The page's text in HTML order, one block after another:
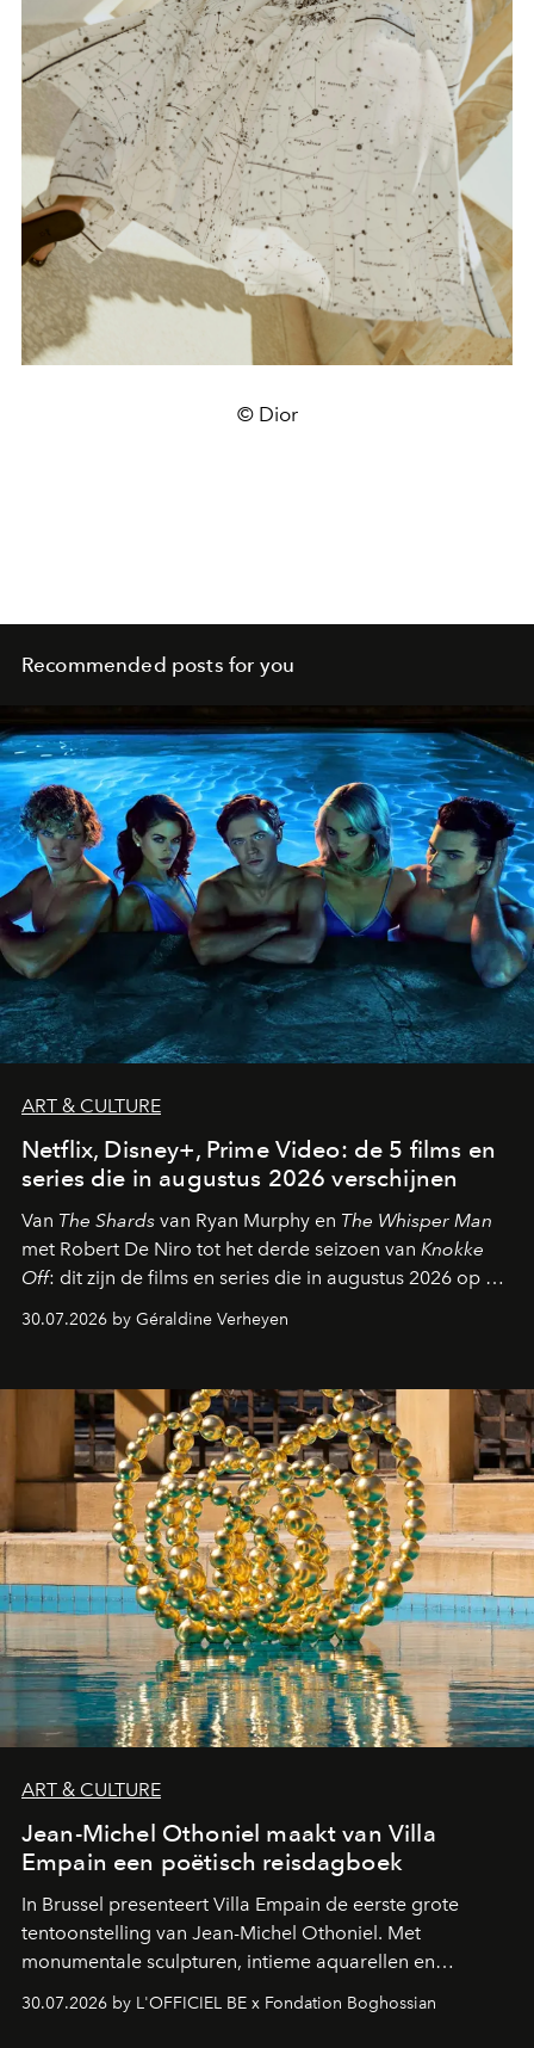
© Dior
Recommended posts for you
ART & CULTURE
Netflix, Disney+, Prime Video: de 5 films en
series die in augustus 2026 verschijnen
Van The Shards van Ryan Murphy en The Whisper Man
met Robert De Niro tot het derde seizoen van Knokke
Off: dit zijn de films en series die in augustus 2026 op de
streamingplatformen verschijnen.
30.07.2026 by Géraldine Verheyen
ART & CULTURE
Jean-Michel Othoniel maakt van Villa
Empain een poëtisch reisdagboek
In Brussel presenteert Villa Empain de eerste grote
tentoonstelling van Jean-Michel Othoniel. Met
monumentale sculpturen, intieme aquarellen en
fonkelend Murano-glas creëert de Franse kunstenaar
een emotionele reis waarin elk werk de herinnering
30.07.2026 by L'OFFICIEL BE x Fondation Boghossian